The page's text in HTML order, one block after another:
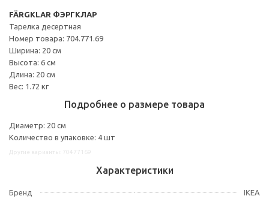
FÄRGKLAR ФЭРГКЛАР
Тарелка десертная
Номер товара: 704.771.69
Ширина: 20 см
Высота: 6 см
Длина: 20 см
Вес: 1.72 кг
Подробнее о размере товара
Диаметр: 20 см
Количество в упаковке: 4 шт
Характеристики
Бренд IKEA